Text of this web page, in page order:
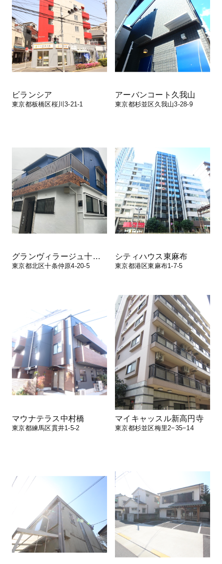
ビランシア
東京都板橋区桜川3-21-1
アーバンコート久我山
東京都杉並区久我山3-28-9
グランヴィラージュ十条仲原
東京都北区十条仲原4-20-5
シティハウス東麻布
東京都港区東麻布1-7-5
マウナテラス中村橋
東京都練馬区貫井1-5-2
マイキャッスル新高円寺
東京都杉並区梅里2−35−14